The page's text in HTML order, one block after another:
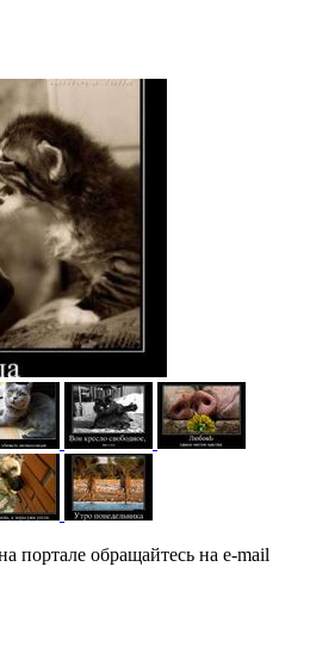
портале обращайтесь на e-mail